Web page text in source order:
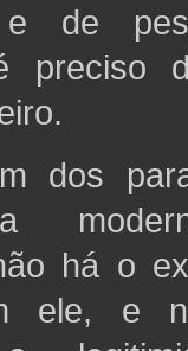
e de
preciso
dos
há o
ele, e